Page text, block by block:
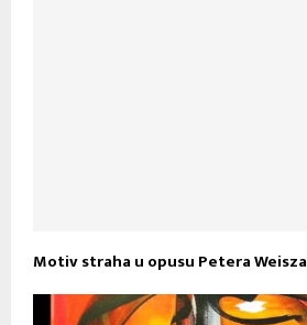
Motiv straha u opusu Petera Weisza